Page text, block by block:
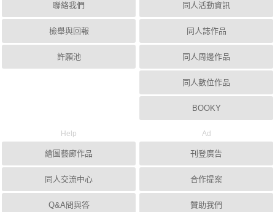
聯絡我們
檢舉與回報
許願池
同人活動資訊
同人誌作品
同人周邊作品
同人數位作品
BOOKY
Help
繪圖藝廊作品
同人交流中心
Q&A問與答
Ad
刊登廣告
合作提案
贊助我們